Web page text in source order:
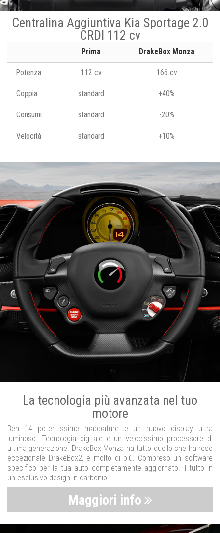
Centralina Aggiuntiva Kia Sportage 2.0
CRDI 112 cv
Prima DrakeBox Monza
Potenza 112 cv 166 cv
Coppia standard +40%
Consumi standard -20%
Velocità standard +10%
La tecnologia più avanzata nel tuo
motore
Ben 14 potentissime mappature e un nuovo display ultra
luminoso. Tecnologia digitale e un velocissimo processore di
ultima generazione. DrakeBox Monza ha tutto quello che ha reso
eccezionale DrakeBox2, e molto di più. Compreso un software
specifico per la tua auto completamente aggiornato. Il tutto in
un esclusivo design in carbonio.
Maggiori info